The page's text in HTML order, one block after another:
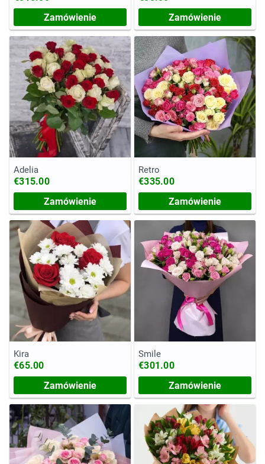
Zamówienie
Zamówienie
Adelia
€315.00
Zamówienie
Retro
€335.00
Zamówienie
Kira
€65.00
Zamówienie
Smile
€301.00
Zamówienie